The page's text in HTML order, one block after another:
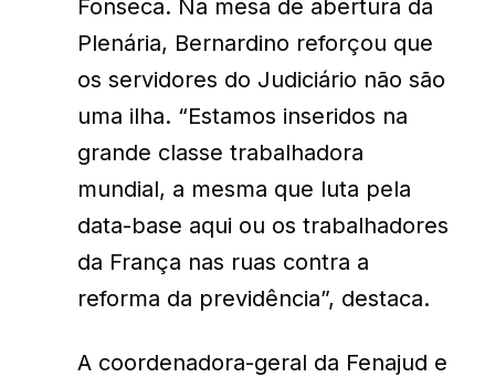
Fonseca. Na mesa de abertura da
Plenária, Bernardino reforçou que
os servidores do Judiciário não são
uma ilha. “Estamos inseridos na
grande classe trabalhadora
mundial, a mesma que luta pela
data-base aqui ou os trabalhadores
da França nas ruas contra a
reforma da previdência”, destaca.
A coordenadora-geral da Fenajud e